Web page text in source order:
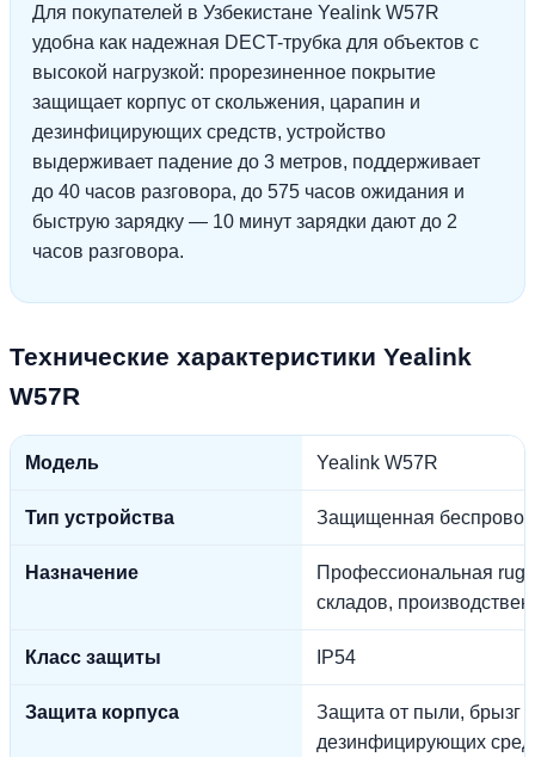
Для покупателей в Узбекистане Yealink W57R
удобна как надежная DECT-трубка для объектов с
высокой нагрузкой: прорезиненное покрытие
защищает корпус от скольжения, царапин и
дезинфицирующих средств, устройство
выдерживает падение до 3 метров, поддерживает
до 40 часов разговора, до 575 часов ожидания и
быструю зарядку — 10 минут зарядки дают до 2
часов разговора.
Технические характеристики Yealink
W57R
Модель Yealink W57R
Тип устройства Защищенная
Назначение
Профессиональная
складов,
Класс защиты IP54
Защита корпуса
Защита от пыли, брызг
дезинфицирующих